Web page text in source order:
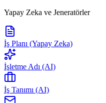
Yapay Zeka ve Jeneratörler
İş Planı (Yapay Zeka)
İşletme Adı (AI)
İş Tanımı (AI)